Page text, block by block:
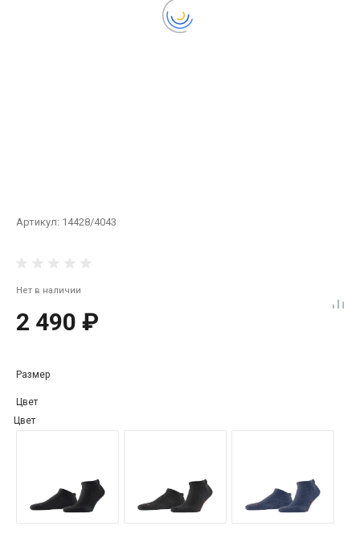
Артикул: 14428/4043
Нет в наличии
2 490 ₽
Размер
Цвет
Цвет